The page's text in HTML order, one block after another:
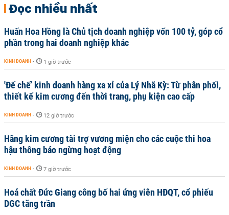
Đọc nhiều nhất
Huấn Hoa Hồng là Chủ tịch doanh nghiệp vốn 100 tỷ, góp cổ
phần trong hai doanh nghiệp khác
KINH DOANH - 1 giờ trước
'Đế chế’ kinh doanh hàng xa xỉ của Lý Nhã Kỳ: Từ phân phối,
thiết kế kim cương đến thời trang, phụ kiện cao cấp
KINH DOANH - 12 giờ trước
Hãng kim cương tài trợ vương miện cho các cuộc thi hoa
hậu thông báo ngừng hoạt động
KINH DOANH - 7 giờ trước
Hoá chất Đức Giang công bố hai ứng viên HĐQT, cổ phiếu
DGC tăng trần